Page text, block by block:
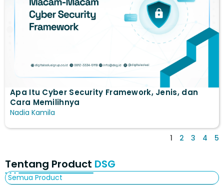
Apa Itu Cyber Security Framework, Jenis, dan
Cara Memilihnya
Nadia Kamila
1 2 3 4 5
Tentang Product DSG
Semua Product